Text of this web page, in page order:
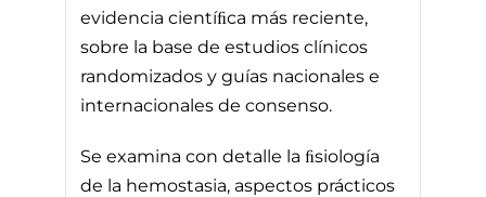
evidencia cientíﬁca más reciente,
sobre la base de estudios clínicos
randomizados y guías nacionales e
internacionales de consenso.
Se examina con detalle la ﬁsiología
de la hemostasia, aspectos prácticos